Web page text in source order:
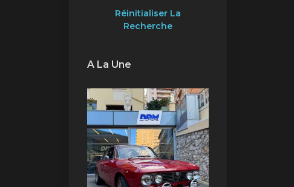
Réinitialiser La
Recherche
A La Une